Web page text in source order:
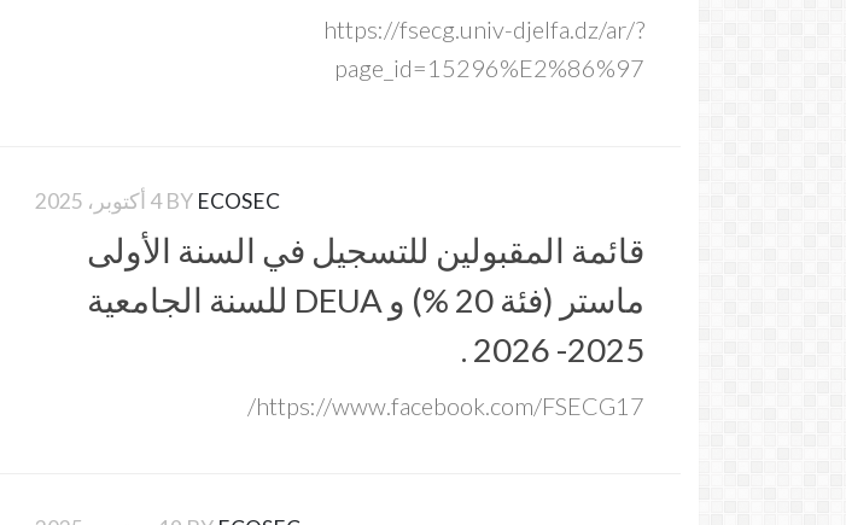
https://fsecg.univ-djelfa.dz/ar/?
page_id=15296%E2%86%97
4 أكتوبر، 2025 BY ECOSEC
قائمة المقبولين للتسجيل في السنة الأولى
ماستر (فئة 20 %) و DEUA للسنة الجامعية
2025- 2026 .
https://www.facebook.com/FSECG17/